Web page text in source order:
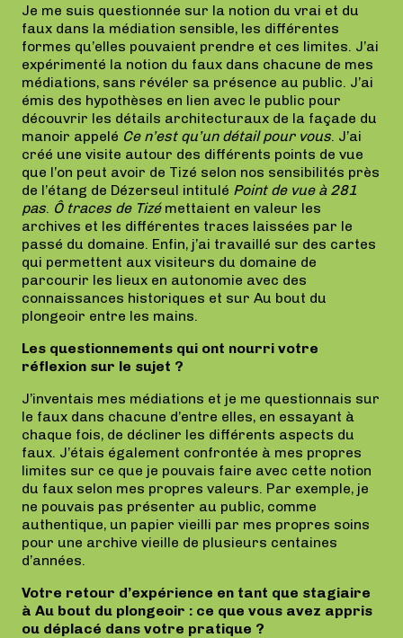
Je me suis questionnée sur la notion du vrai et du
faux dans la médiation sensible, les différentes
formes qu’elles pouvaient prendre et ces limites. J’ai
expérimenté la notion du faux dans chacune de mes
médiations, sans révéler sa présence au public. J’ai
émis des hypothèses en lien avec le public pour
découvrir les détails architecturaux de la façade du
manoir appelé Ce n’est qu’un détail pour vous. J’ai
créé une visite autour des différents points de vue
que l’on peut avoir de Tizé selon nos sensibilités près
de l’étang de Dézerseul intitulé Point de vue à 281
pas. Ô traces de Tizémettaient en valeur les
archives et les différentes traces laissées par le
passé du domaine. Enfin, j’ai travaillé sur des cartes
qui permettent aux visiteurs du domaine de
parcourir les lieux en autonomie avec des
connaissances historiques et sur Au bout du
plongeoir entre les mains.
Les questionnements qui ont nourri votre
réflexion sur le sujet ?
J’inventais mes médiations et je me questionnais sur
le faux dans chacune d’entre elles, en essayant à
chaque fois, de décliner les différents aspects du
faux. J’étais également confrontée à mes propres
limites sur ce que je pouvais faire avec cette notion
du faux selon mes propres valeurs. Par exemple, je
ne pouvais pas présenter au public, comme
authentique, un papier vieilli par mes propres soins
pour une archive vieille de plusieurs centaines
d’années.
Votre retour d’expérience en tant que stagiaire
à Au bout du plongeoir : ce que vous avez appris
ou déplacé dans votre pratique ?